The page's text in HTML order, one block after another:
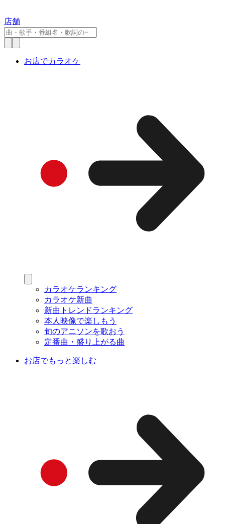
店舗
お店でカラオケ
カラオケランキング
カラオケ新曲
新曲トレンドランキング
本人映像で楽しもう
旬のアニソンを歌おう
定番曲・盛り上がる曲
お店でもっと楽しむ